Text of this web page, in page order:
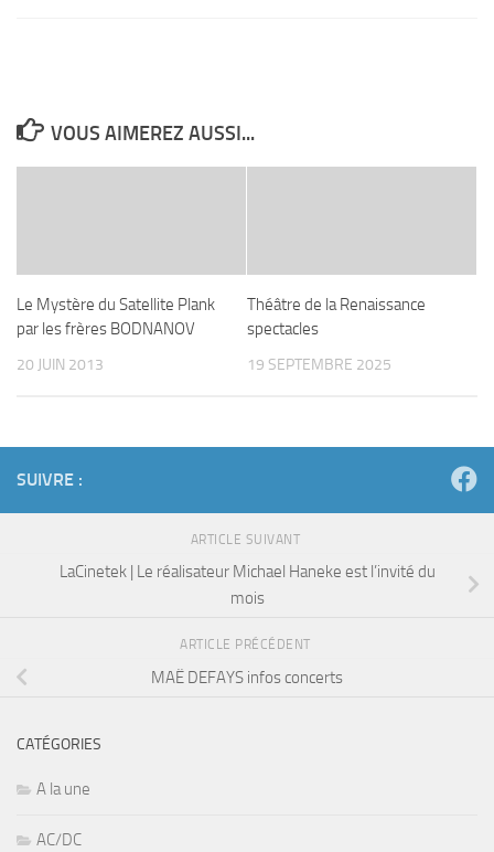
VOUS AIMEREZ AUSSI...
Le Mystère du Satellite Plank
par les frères BODNANOV
20 JUIN 2013
Théâtre de la Renaissance
spectacles
19 SEPTEMBRE 2025
SUIVRE :
ARTICLE SUIVANT
LaCinetek | Le réalisateur Michael Haneke est l’invité du
mois
ARTICLE PRÉCÉDENT
MAË DEFAYS infos concerts
CATÉGORIES
A la une
AC/DC